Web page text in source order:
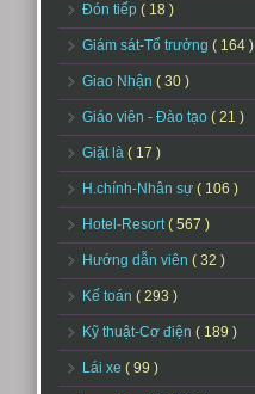
Đón tiếp ( 18 )
Giám sát-Tổ trưởng ( 164 )
Giao Nhận ( 30 )
Giáo viên - Đào tạo ( 21 )
Giặt là ( 17 )
H.chính-Nhân sự ( 106 )
Hotel-Resort( 567 )
Hướng dẫn viên ( 32 )
Kế toán ( 293 )
Kỹ thuật-Cơ điện ( 189 )
Lái xe ( 99 )